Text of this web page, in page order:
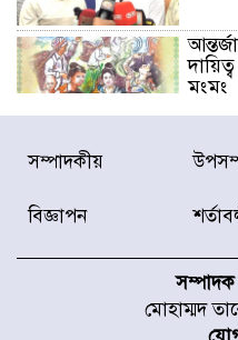
মংমং
যৌথ
সৌদি-
রুটে
সম্পাদকীয়
বিজ্ঞাপন
মোহাম্মদ